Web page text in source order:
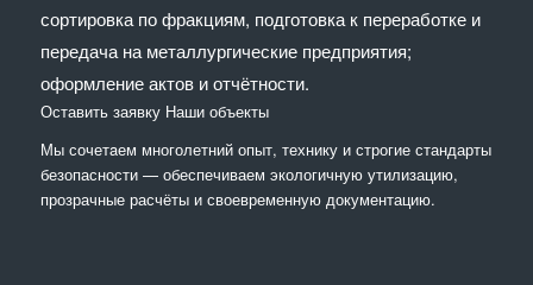
сортировка по фракциям, подготовка к переработке и
передача на металлургические предприятия;
оформление актов и отчётности.
Оставить заявку Наши объекты
Мы сочетaем многолетний опыт, технику и строгие стандарты
безопасности — обеспечиваем экологичную утилизацию,
прозрачные расчёты и своевременную документацию.